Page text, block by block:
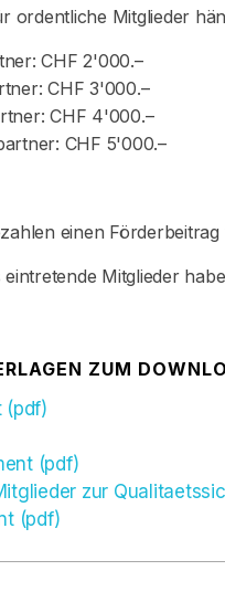
ordentliche Mitglieder
CHF 2'000.–
CHF 3'000.–
CHF 4'000.–
CHF 5'000.–
einen
Mitglieder
ZUM
(pdf)
(pdf)
zur
(pdf)